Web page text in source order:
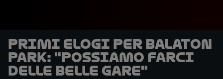
Primi elogi per Balaton
Park: "Possiamo farci
delle belle gare"